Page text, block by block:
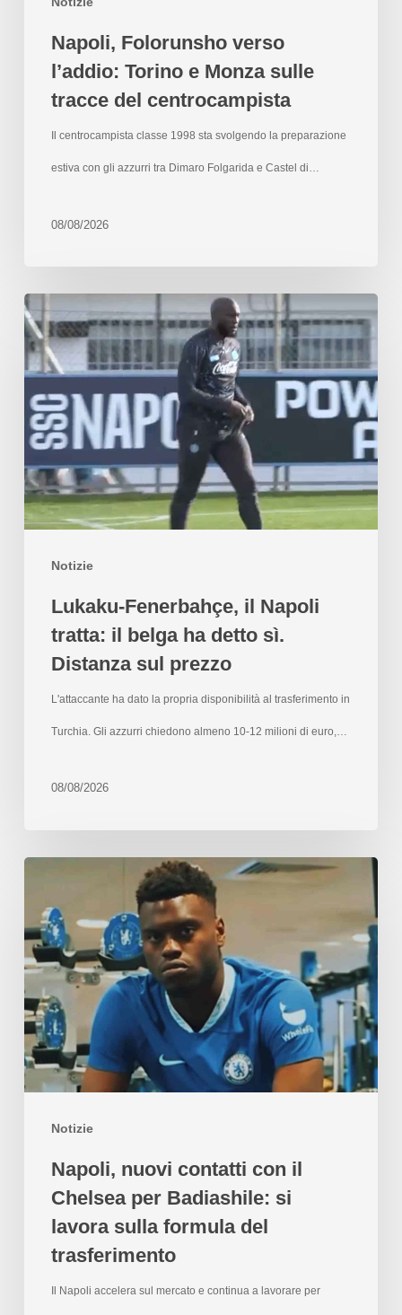
Napoli, Folorunsho verso
l’addio: Torino e Monza sulle
tracce del centrocampista
Il centrocampista classe 1998 sta svolgendo la preparazione
estiva con gli azzurri tra Dimaro Folgarida e Castel di…
08/08/2026
Notizie
Lukaku-Fenerbahçe, il Napoli
tratta: il belga ha detto sì.
Distanza sul prezzo
L'attaccante ha dato la propria disponibilità al trasferimento in
Turchia. Gli azzurri chiedono almeno 10-12 milioni di euro,…
08/08/2026
Notizie
Napoli, nuovi contatti con il
Chelsea per Badiashile: si
lavora sulla formula del
trasferimento
Il Napoli accelera sul mercato e continua a lavorare per